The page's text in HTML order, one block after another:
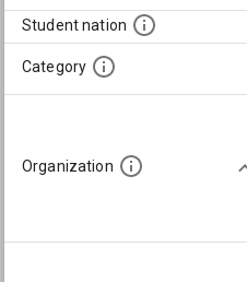
Student nation
Category
Organization